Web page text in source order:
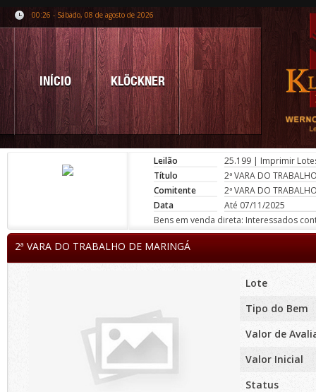
00:26 - Sábado, 08 de agosto de 2026
INÍCIO KLÖCKNER
Leilão 25.199 | Imprimir
Título
2ª VARA DO
Comitente
2ª VARA DO
Data
Até 07/11/2025
Bens em venda direta: Interessados
2ª VARA DO TRABALHO DE MARINGÁ
Lote
Tipo do Bem
Valor de
Valor Inicial
Status